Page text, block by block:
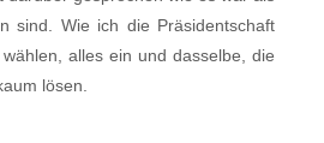
sind. Wie ich die Präsidentschaft
alles ein und dasselbe, die
lösen.